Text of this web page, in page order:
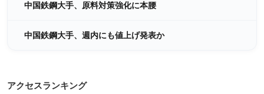
中国鉄鋼大手、原料対策強化に本腰
中国鉄鋼大手、週内にも値上げ発表か
アクセスランキング